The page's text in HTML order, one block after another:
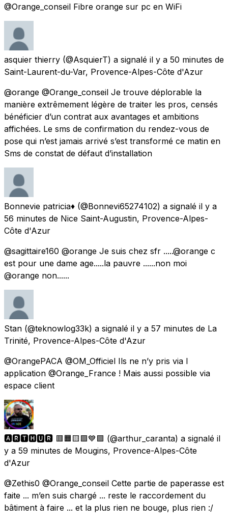
@Orange_conseil Fibre orange sur pc en WiFi
asquier thierry (@AsquierT) a signalé il y a 50 minutes de
Saint-Laurent-du-Var, Provence-Alpes-Côte d'Azur
@orange @Orange_conseil Je trouve déplorable la
manière extrêmement légère de traiter les pros, censés
bénéficier d’un contrat aux avantages et ambitions
affichées. Le sms de confirmation du rendez-vous de
pose qui n’est jamais arrivé s’est transformé ce matin en
Sms de constat de défaut d’installation
Bonnevie patricia♦️ (@Bonnevi65274102) a signalé il y a
56 minutes de Nice Saint-Augustin, Provence-Alpes-
Côte d'Azur
@sagittaire160 @orange Je suis chez sfr .....@orange c
est pour une dame age.....la pauvre ......non moi
@orange non......
Stan (@teknowlog33k) a signalé il y a 57 minutes de La
Trinité, Provence-Alpes-Côte d'Azur
@OrangePACA @OM_Officiel Ils ne n’y pris via l
application @Orange_France ! Mais aussi possible via
espace client
🅰🆁🆃🅷🆄🆁​​​​​ 🟥🟧🟨🟩💙🟪 (@arthur_caranta) a signalé il
y a 59 minutes de Mougins, Provence-Alpes-Côte
d'Azur
@Zethis0 @Orange_conseil Cette partie de paperasse est
faite ... m’en suis chargé ... reste le raccordement du
bâtiment à faire ... et la plus rien ne bouge, plus rien :/